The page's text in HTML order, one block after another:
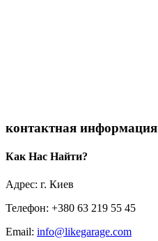
контактная информация
Как Нас Найти?
Адрес: г. Киев
Телефон: +380 63 219 55 45
Email: info@likegarage.com